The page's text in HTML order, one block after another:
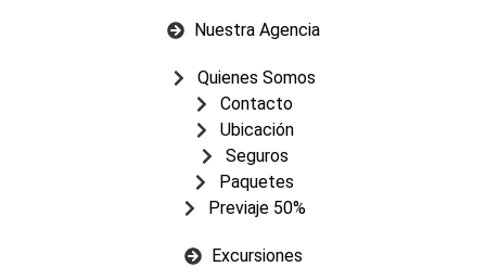
Nuestra Agencia
Quienes Somos
Contacto
Ubicación
Seguros
Paquetes
Previaje 50%
Excursiones